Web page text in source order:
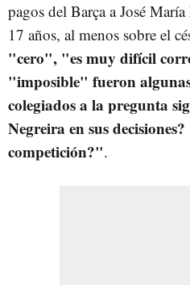
pagos del Barça a José
17 años, al menos sobre el
"cero", "es muy difícil
"imposible" fueron algunas
colegiados a la pregunta
Negreira en sus
competición?".